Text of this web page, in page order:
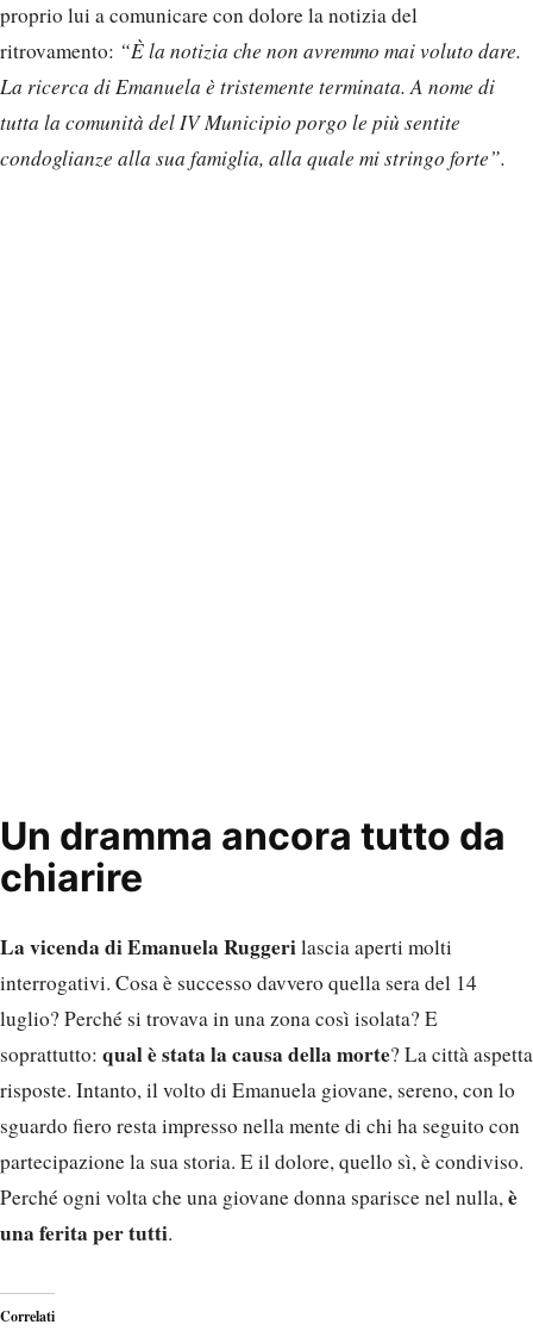
proprio lui a comunicare con dolore la notizia del
ritrovamento: “È la notizia che non avremmo mai voluto dare.
La ricerca di Emanuela è tristemente terminata. A nome di
tutta la comunità del IV Municipio porgo le più sentite
condoglianze alla sua famiglia, alla quale mi stringo forte”.
Un dramma ancora tutto da
chiarire
La vicenda di Emanuela Ruggerilascia aperti molti
interrogativi. Cosa è successo davvero quella sera del 14
luglio? Perché si trovava in una zona così isolata? E
soprattutto: qual è stata la causa della morte? La città aspetta
risposte. Intanto, il volto di Emanuela giovane, sereno, con lo
sguardo fiero resta impresso nella mente di chi ha seguito con
partecipazione la sua storia. E il dolore, quello sì, è condiviso.
Perché ogni volta che una giovane donna sparisce nel nulla,è
una ferita per tutti.
Correlati